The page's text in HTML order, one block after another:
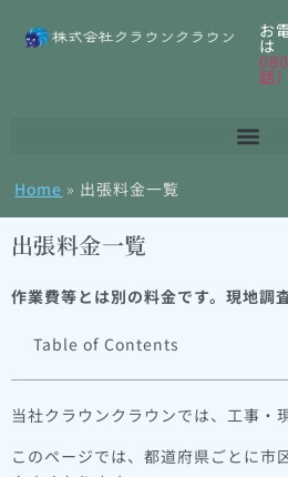
お
は
話）
Home » 出張料金一覧
出張料金一覧
作業費等とは別の料金です。現地調
Table of Contents
当社クラウンクラウンでは、工事・
このページでは、都道府県ごとに